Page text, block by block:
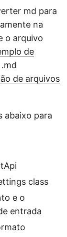
md para
na
o arquivo
de
de arquivos
abaixo para
class
e o
entrada